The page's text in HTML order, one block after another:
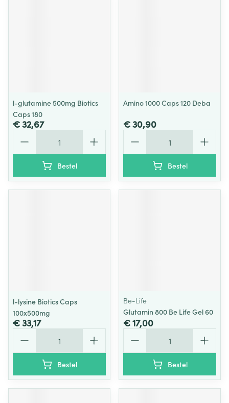
l-glutamine 500mg Biotics
Caps 180
€ 32,67
Bestel
Amino 1000 Caps 120 Deba
€ 30,90
Bestel
l-lysine Biotics Caps
100x500mg
€ 33,17
Bestel
Be-Life
Glutamin 800 Be Life Gel 60
€ 17,00
Bestel